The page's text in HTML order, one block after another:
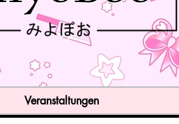
Veranstaltungen